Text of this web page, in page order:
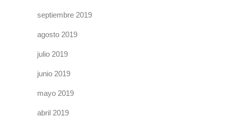
septiembre 2019
agosto 2019
julio 2019
junio 2019
mayo 2019
abril 2019